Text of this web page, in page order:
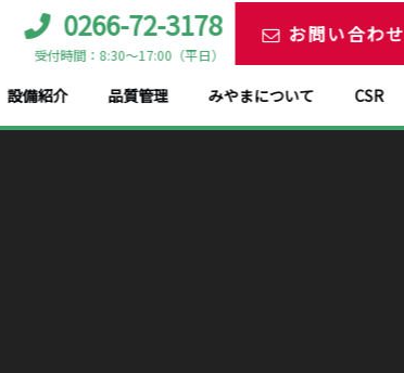
0266-72-3178
受付時間：8:30～17:00（平日）
お問い合わせ
設備紹介 品質管理 みやまについて CSR